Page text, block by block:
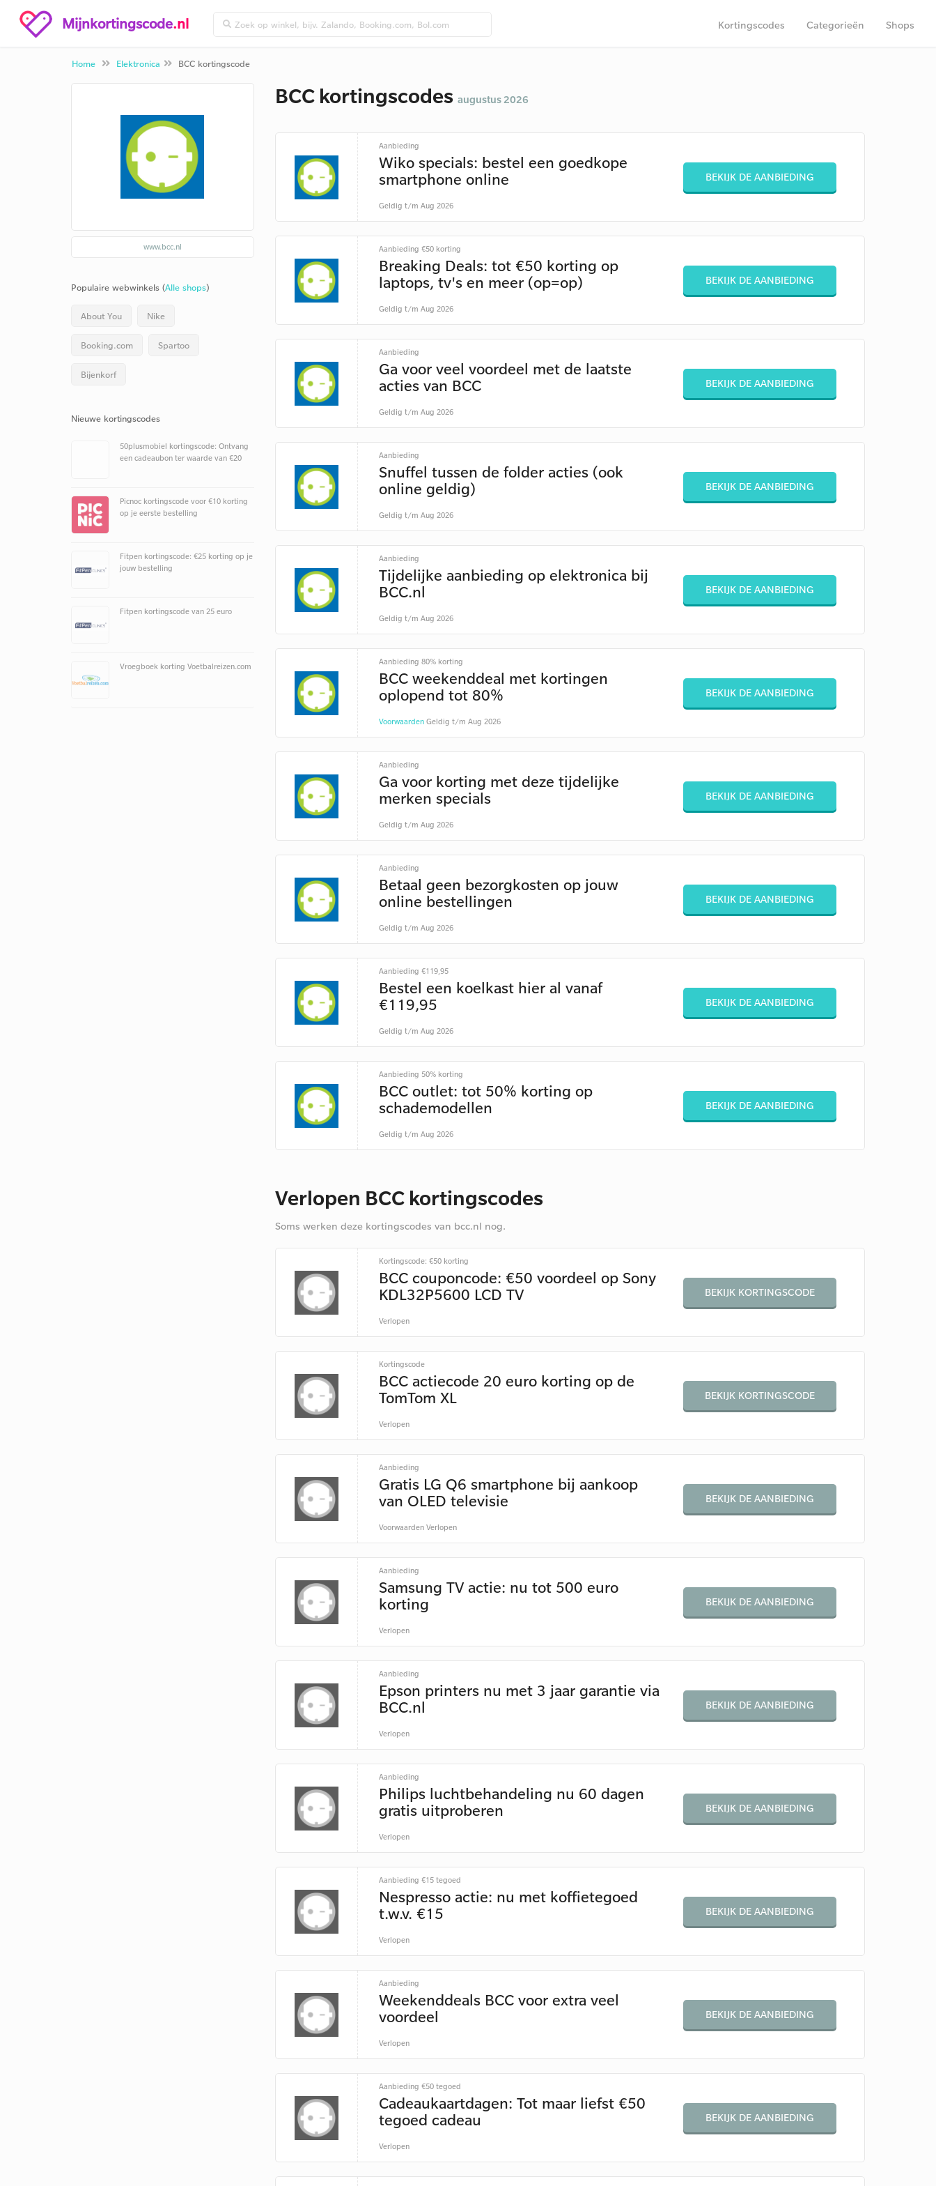
Mijnkortingscode.nl Kortingscodes Categorieën Shops
Home Elektronica BCC kortingscode
BCC kortingscodes augustus 2026
Aanbieding
Wiko specials: bestel een goedkope
smartphone online
Geldig t/m Aug 2026
BEKIJK DE AANBIEDING
Aanbieding €50 korting
Breaking Deals: tot €50 korting op
laptops, tv's en meer (op=op)
Geldig t/m Aug 2026
BEKIJK DE AANBIEDING
Aanbieding
Ga voor veel voordeel met de laatste
acties van BCC
Geldig t/m Aug 2026
BEKIJK DE AANBIEDING
Aanbieding
Snuffel tussen de folder acties (ook
online geldig)
Geldig t/m Aug 2026
BEKIJK DE AANBIEDING
Aanbieding
Tijdelijke aanbieding op elektronica bij
BCC.nl
Geldig t/m Aug 2026
BEKIJK DE AANBIEDING
Aanbieding 80% korting
BCC weekenddeal met kortingen
oplopend tot 80%
VoorwaardenGeldig t/m Aug 2026
BEKIJK DE AANBIEDING
Aanbieding
Ga voor korting met deze tijdelijke
merken specials
Geldig t/m Aug 2026
BEKIJK DE AANBIEDING
Aanbieding
Betaal geen bezorgkosten op jouw
online bestellingen
Geldig t/m Aug 2026
BEKIJK DE AANBIEDING
Aanbieding €119,95
Bestel een koelkast hier al vanaf
€119,95
Geldig t/m Aug 2026
BEKIJK DE AANBIEDING
Aanbieding 50% korting
BCC outlet: tot 50% korting op
schademodellen
Geldig t/m Aug 2026
BEKIJK DE AANBIEDING
Verlopen BCC kortingscodes
Soms werken deze kortingscodes van bcc.nl nog.
Kortingscode: €50 korting
BCC couponcode: €50 voordeel op Sony
KDL32P5600 LCD TV
Verlopen
BEKIJK KORTINGSCODE
Kortingscode
BCC actiecode 20 euro korting op de
TomTom XL
Verlopen
BEKIJK KORTINGSCODE
Aanbieding
Gratis LG Q6 smartphone bij aankoop
van OLED televisie
VoorwaardenVerlopen
BEKIJK DE AANBIEDING
Aanbieding
Samsung TV actie: nu tot 500 euro
korting
Verlopen
BEKIJK DE AANBIEDING
Aanbieding
Epson printers nu met 3 jaar garantie via
BCC.nl
Verlopen
BEKIJK DE AANBIEDING
Aanbieding
Philips luchtbehandeling nu 60 dagen
gratis uitproberen
Verlopen
BEKIJK DE AANBIEDING
Aanbieding €15 tegoed
Nespresso actie: nu met koffietegoed
t.w.v. €15
Verlopen
BEKIJK DE AANBIEDING
Aanbieding
Weekenddeals BCC voor extra veel
voordeel
Verlopen
BEKIJK DE AANBIEDING
Aanbieding €50 tegoed
Cadeaukaartdagen: Tot maar liefst €50
tegoed cadeau
Verlopen
BEKIJK DE AANBIEDING
www.bcc.nl
Populaire webwinkels (Alle shops)
About You Nike
Booking.com Spartoo
Bijenkorf
Nieuwe kortingscodes
50plusmobiel kortingscode: Ontvang
een cadeaubon ter waarde van €20
Picnoc kortingscode voor €10 korting
op je eerste bestelling
Fitpen kortingscode: €25 korting op je
jouw bestelling
Fitpen kortingscode van 25 euro
Vroegboek korting Voetbalreizen.com